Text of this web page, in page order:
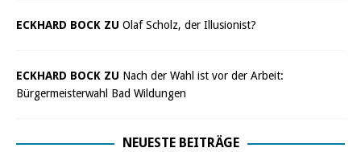
ECKHARD BOCK ZU Olaf Scholz, der Illusionist?
ECKHARD BOCK ZU Nach der Wahl ist vor der Arbeit:
Bürgermeisterwahl Bad Wildungen
NEUESTE BEITRÄGE